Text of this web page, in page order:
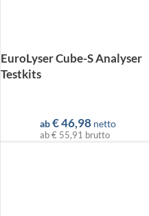
EuroLyser Cube-S Analyser
Testkits
ab €46,98 netto
ab€ 55,91 brutto